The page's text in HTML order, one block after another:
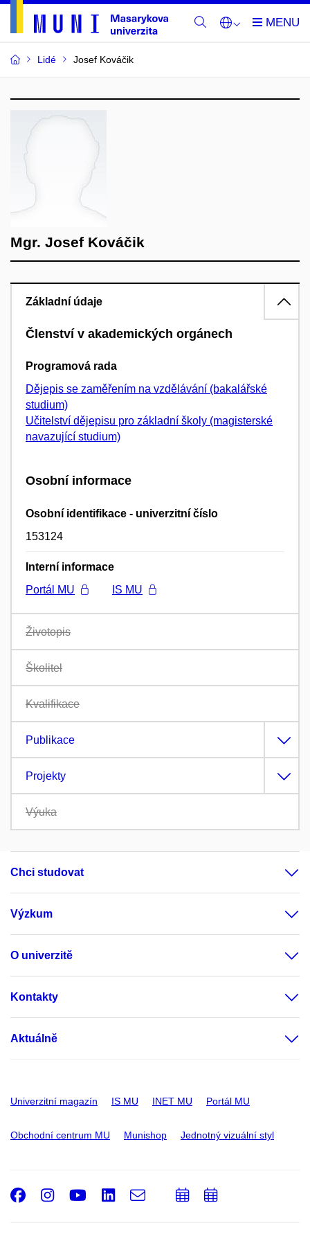
Lidé Josef Kováčik
Mgr. Josef Kováčik
Základní údaje
Členství v akademických orgánech
Programová rada
Dějepis se zaměřením na vzdělávání (bakalářské
studium)
Učitelství dějepisu pro základní školy (magisterské
navazující studium)
Osobní informace
Osobní identifikace - univerzitní číslo
153124
Interní informace
Portál MU
IS MU
Životopis
Školitel
Kvalifikace
Publikace
Projekty
Výuka
Chci studovat
Výzkum
O univerzitě
Kontakty
Aktuálně
Univerzitní magazín IS MU INET MU Portál MU
Obchodní centrum MU Munishop Jednotný vizuální styl
Facebook
Instagram
Youtube
LinkedIn
e-
Email
PřidatPřidat